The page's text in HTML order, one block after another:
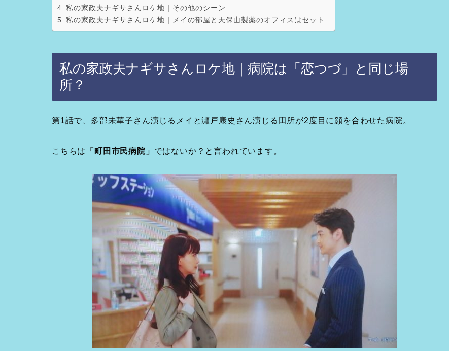
私の家政夫ナギサさんロケ地｜その他のシーン
私の家政夫ナギサさんロケ地｜メイの部屋と天保山製薬のオフィスはセット
私の家政夫ナギサさんロケ地｜病院は「恋つづ」と同じ場
所？
第1話で、多部未華子さん演じるメイと瀬戸康史さん演じる田所が2度目に顔を合わせた病院。
こちらは 「町田市民病院」 ではないか？と言われています。